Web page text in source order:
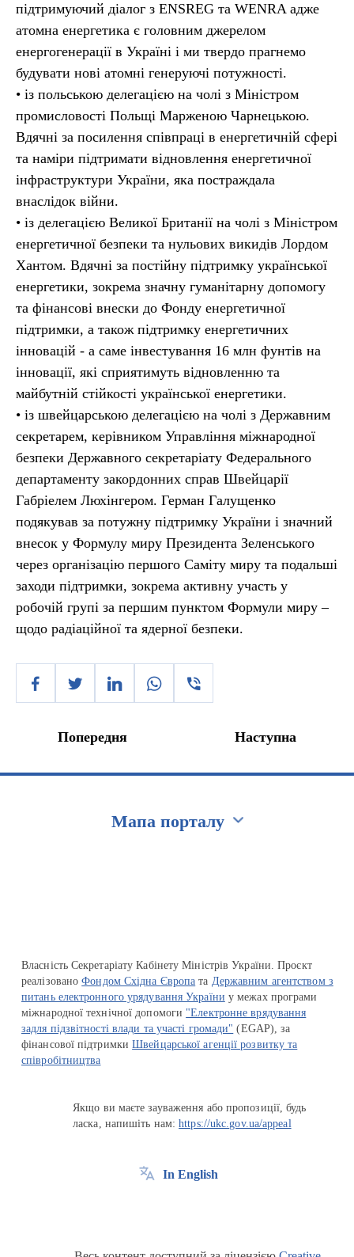
підтримуючий діалог з ENSREG та WENRA адже
атомна енергетика є головним джерелом
енергогенерації в Україні і ми твердо прагнемо
будувати нові атомні генеруючі потужності.
• із польською делегацією на чолі з Міністром
промисловості Польщі Марженою Чарнецькою.
Вдячні за посилення співпраці в енергетичній сфері
та наміри підтримати відновлення енергетичної
інфраструктури України, яка постраждала
внаслідок війни.
• із делегацією Великої Британії на чолі з Міністром
енергетичної безпеки та нульових викидів Лордом
Хантом. Вдячні за постійну підтримку української
енергетики, зокрема значну гуманітарну допомогу
та фінансові внески до Фонду енергетичної
підтримки, а також підтримку енергетичних
інновацій - а саме інвестування 16 млн фунтів на
інновації, які сприятимуть відновленню та
майбутній стійкості української енергетики.
• із швейцарською делегацією на чолі з Державним
секретарем, керівником Управління міжнародної
безпеки Державного секретаріату Федерального
департаменту закордонних справ Швейцарії
Габріелем Люхінгером. Герман Галущенко
подякував за потужну підтримку України і значний
внесок у Формулу миру Президента Зеленського
через організацію першого Саміту миру та подальші
заходи підтримки, зокрема активну участь у
робочій групі за першим пунктом Формули миру –
щодо радіаційної та ядерної безпеки.
Попередня Наступна
Мапа порталу
Власність Секретаріату Кабінету Міністрів України. Проєкт
реалізованоФондом Східна Європа та Державним агентством з
питань електронного урядування України у межах програми
міжнародної технічної допомоги "Електронне врядування
задля підзвітності влади та участі громади" (EGAP), за
фінансової підтримкиШвейцарської агенції розвитку та
співробітництва
Якщо ви маєте зауваження або пропозиції, будь
ласка, напишіть нам:https://ukc.gov.ua/appeal
In English